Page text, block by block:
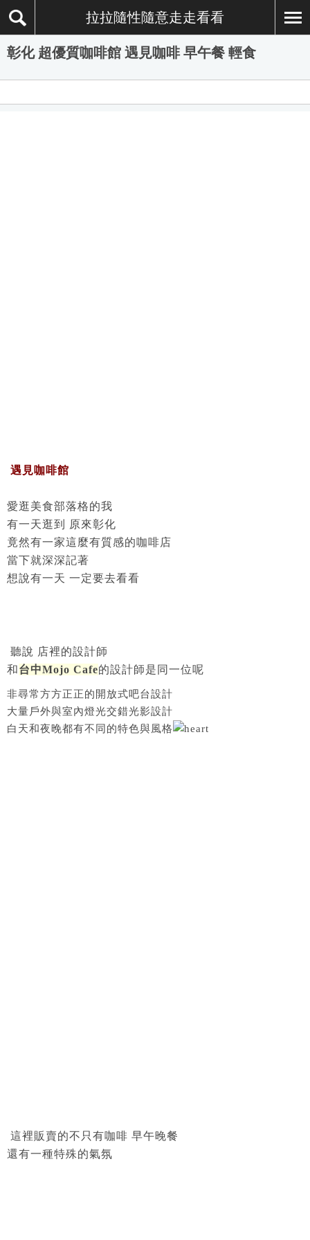
拉拉隨性隨意走走看看
彰化 超優質咖啡館 遇見咖啡 早午餐 輕食
遇見咖啡館
愛逛美食部落格的我
有一天逛到 原來彰化
竟然有一家這麼有質感的咖啡店
當下就深深記著
想說有一天 一定要去看看
聽說 店裡的設計師
和台中Mojo Cafe的設計師是同一位呢
非尋常方方正正的開放式吧台設計
大量戶外與室內燈光交錯光影設計
白天和夜晚都有不同的特色與風格
這裡販賣的不只有咖啡 早午晚餐
還有一種特殊的氣氛